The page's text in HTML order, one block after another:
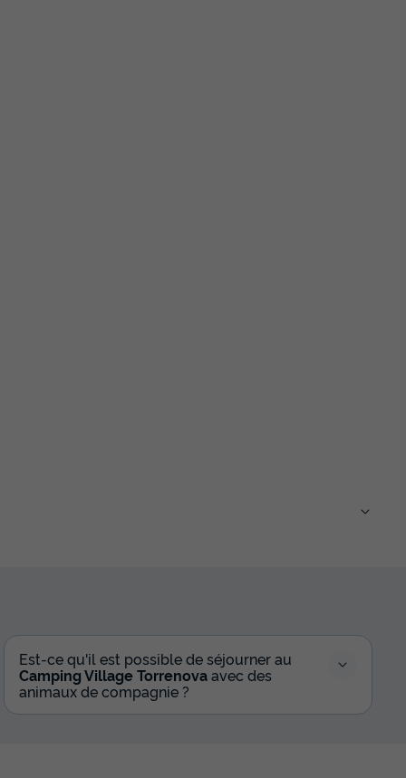
Est-ce qu'il est possible de séjourner au
Camping Village Torrenovaavec des
animaux de compagnie ?